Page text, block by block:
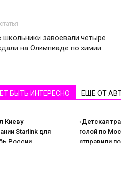
школьники завоевали четыре
на Олимпиаде по химии
БЫТЬ ИНТЕРЕСНО ЕЩЕ ОТ
Киеву
Starlink для
России
«Детская
голой по
отправили